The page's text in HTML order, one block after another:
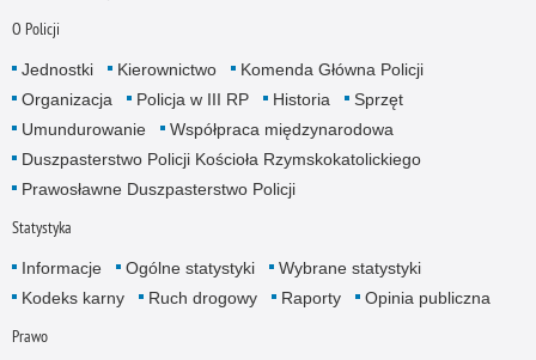
O Policji
Jednostki Kierownictwo
Komenda Główna Policji
Organizacja
Policja w III RP Historia
Sprzęt
Umundurowanie
Współpraca międzynarodowa
Duszpasterstwo Policji Kościoła Rzymskokatolickiego
Prawosławne Duszpasterstwo Policji
Statystyka
Informacje Ogólne statystyki
Wybrane statystyki
Kodeks karny
Ruch drogowy Raporty Opinia publiczna
Prawo